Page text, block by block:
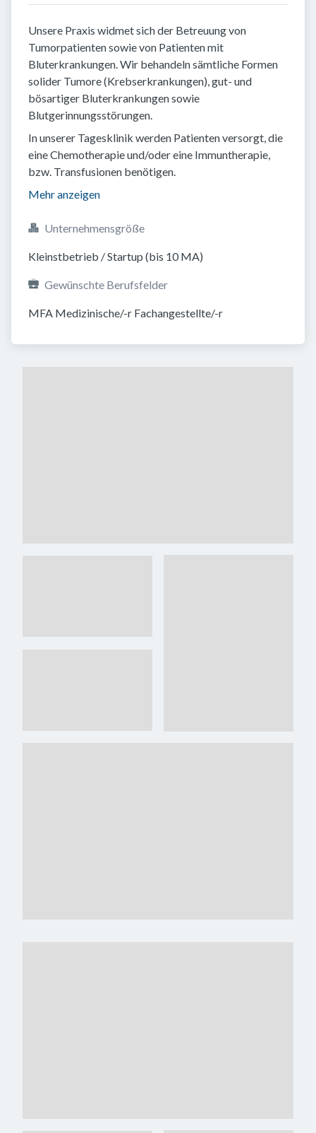
Unsere Praxis widmet sich der Betreuung von
Tumorpatienten sowie von Patienten mit
Bluterkrankungen. Wir behandeln sämtliche Formen
solider Tumore (Krebserkrankungen), gut- und
bösartiger Bluterkrankungen sowie
Blutgerinnungsstörungen.
In unserer Tagesklinik werden Patienten versorgt, die
eine Chemotherapie und/oder eine Immuntherapie,
bzw. Transfusionen benötigen.
Mehr anzeigen
Unternehmensgröße
Kleinstbetrieb / Startup (bis 10 MA)
Gewünschte Berufsfelder
MFA Medizinische/-r Fachangestellte/-r